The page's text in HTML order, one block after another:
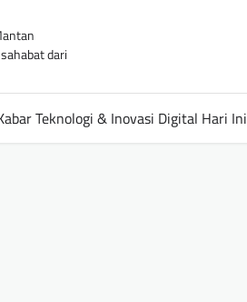
dari
Teknologi & Inovasi Digital Hari Ini